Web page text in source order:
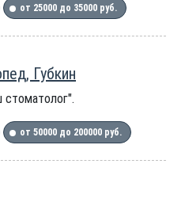
от 25000 до 35000 руб.
Губкин
стоматолог".
от 50000 до 200000 руб.